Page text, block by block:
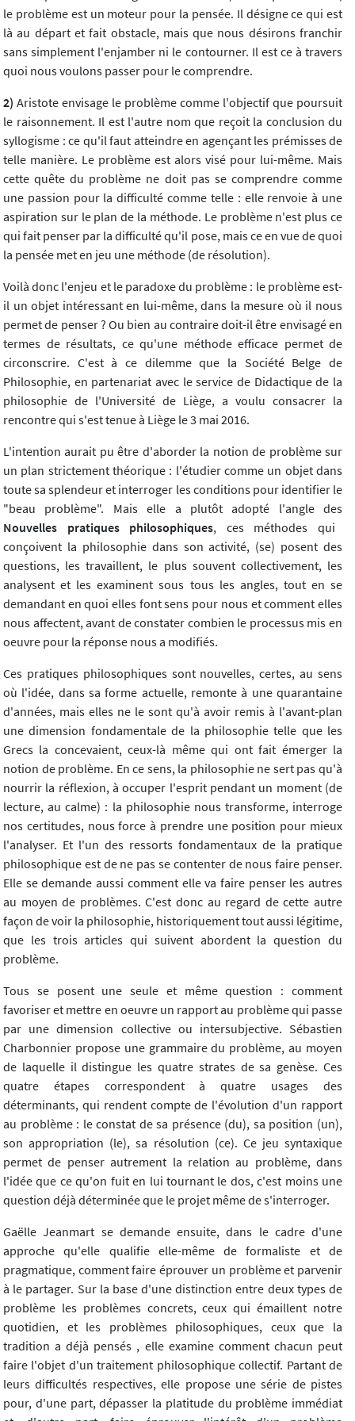
le problème est un moteur pour la pensée. Il désigne ce qui est
là au départ et fait obstacle, mais que nous désirons franchir
sans simplement l'enjamber ni le contourner. Il est ce à travers
quoi nous voulons passer pour le comprendre.
2) Aristote envisage le problème comme l'objectif que poursuit
le raisonnement. Il est l'autre nom que reçoit la conclusion du
syllogisme : ce qu'il faut atteindre en agençant les prémisses de
telle manière. Le problème est alors visé pour lui-même. Mais
cette quête du problème ne doit pas se comprendre comme
une passion pour la difficulté comme telle : elle renvoie à une
aspiration sur le plan de la méthode. Le problème n'est plus ce
qui fait penser par la difficulté qu'il pose, mais ce en vue de quoi
la pensée met en jeu une méthode (de résolution).
Voilà donc l'enjeu et le paradoxe du problème : le problème est-
il un objet intéressant en lui-même, dans la mesure où il nous
permet de penser ? Ou bien au contraire doit-il être envisagé en
termes de résultats, ce qu'une méthode efficace permet de
circonscrire. C'est à ce dilemme que la Société Belge de
Philosophie, en partenariat avec le service de Didactique de la
philosophie de l'Université de Liège, a voulu consacrer la
rencontre qui s'est tenue à Liège le 3 mai 2016.
L'intention aurait pu être d'aborder la notion de problème sur
un plan strictement théorique : l'étudier comme un objet dans
toute sa splendeur et interroger les conditions pour identifier le
"beau problème". Mais elle a plutôt adopté l'angle des
Nouvelles pratiques philosophiques, ces méthodes qui
conçoivent la philosophie dans son activité, (se) posent des
questions, les travaillent, le plus souvent collectivement, les
analysent et les examinent sous tous les angles, tout en se
demandant en quoi elles font sens pour nous et comment elles
nous affectent, avant de constater combien le processus mis en
oeuvre pour la réponse nous a modifiés.
Ces pratiques philosophiques sont nouvelles, certes, au sens
où l'idée, dans sa forme actuelle, remonte à une quarantaine
d'années, mais elles ne le sont qu'à avoir remis à l'avant-plan
une dimension fondamentale de la philosophie telle que les
Grecs la concevaient, ceux-là même qui ont fait émerger la
notion de problème. En ce sens, la philosophie ne sert pas qu'à
nourrir la réflexion, à occuper l'esprit pendant un moment (de
lecture, au calme) : la philosophie nous transforme, interroge
nos certitudes, nous force à prendre une position pour mieux
l'analyser. Et l'un des ressorts fondamentaux de la pratique
philosophique est de ne pas se contenter de nous faire penser.
Elle se demande aussi comment elle va faire penser les autres
au moyen de problèmes. C'est donc au regard de cette autre
façon de voir la philosophie, historiquement tout aussi légitime,
que les trois articles qui suivent abordent la question du
problème.
Tous se posent une seule et même question : comment
favoriser et mettre en oeuvre un rapport au problème qui passe
par une dimension collective ou intersubjective. Sébastien
Charbonnier propose une grammaire du problème, au moyen
de laquelle il distingue les quatre strates de sa genèse. Ces
quatre étapes correspondent à quatre usages des
déterminants, qui rendent compte de l'évolution d'un rapport
au problème : le constat de sa présence (du), sa position (un),
son appropriation (le), sa résolution (ce). Ce jeu syntaxique
permet de penser autrement la relation au problème, dans
l'idée que ce qu'on fuit en lui tournant le dos, c'est moins une
question déjà déterminée que le projet même de s'interroger.
Gaëlle Jeanmart se demande ensuite, dans le cadre d'une
approche qu'elle qualifie elle-même de formaliste et de
pragmatique, comment faire éprouver un problème et parvenir
à le partager. Sur la base d'une distinction entre deux types de
problème les problèmes concrets, ceux qui émaillent notre
quotidien, et les problèmes philosophiques, ceux que la
tradition a déjà pensés , elle examine comment chacun peut
faire l'objet d'un traitement philosophique collectif. Partant de
leurs difficultés respectives, elle propose une série de pistes
pour, d'une part, dépasser la platitude du problème immédiat